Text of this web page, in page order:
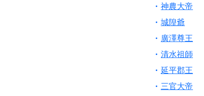
神農大帝
城隍爺
廣澤尊王
清水祖師
延平郡王
三官大帝